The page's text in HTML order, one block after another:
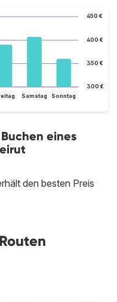
300 €
350 €
400 €
450 €
Samstag Sonntag
eines
den besten Preis